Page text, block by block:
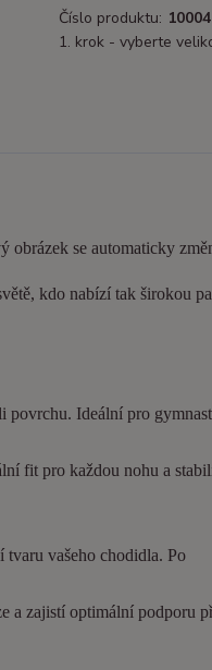
Číslo produktu:
1. krok - vyberte
obrázek se automaticky
kdo nabízí tak širokou
povrchu. Ideální pro
fit pro každou nohu a
tvaru vašeho chodidla. Po
a zajistí optimální podporu